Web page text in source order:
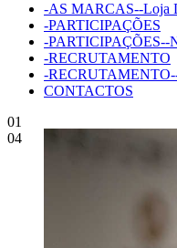
-AS MARCAS--Loja
-PARTICIPAÇÕES
-PARTICIPAÇÕES--
-RECRUTAMENTO
-
CONTACTOS
01
04